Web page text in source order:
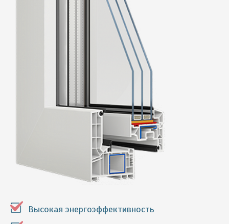
Высокая энергоэффективность